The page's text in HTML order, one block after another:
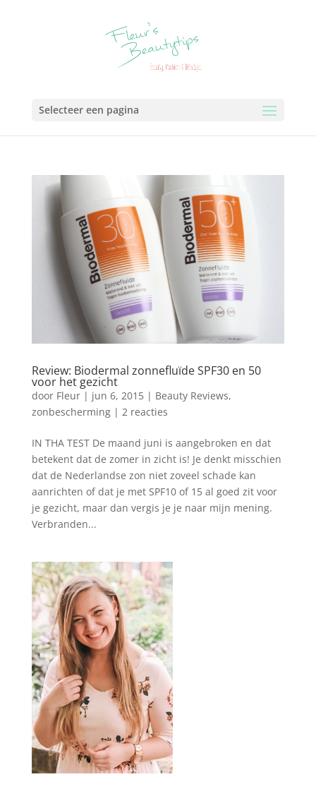
Selecteer een pagina
Review: Biodermal zonnefluïde SPF30 en 50
voor het gezicht
door Fleur| jun 6, 2015| Beauty Reviews,
zonbescherming| 2 reacties
IN THA TEST De maand juni is aangebroken en dat
betekent dat de zomer in zicht is! Je denkt misschien
dat de Nederlandse zon niet zoveel schade kan
aanrichten of dat je met SPF10 of 15 al goed zit voor
je gezicht, maar dan vergis je je naar mijn mening.
Verbranden...